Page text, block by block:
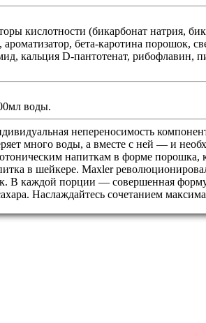
кислотности (бикарбонат натрия,
бета-каротина порошок,
кальция D-пантотенат,
воды.
непереносимость
много воды, а вместе с ней — и
напиткам в форме порошка,
в шейкере. Maxler
В каждой порции — совершенная
Наслаждайтесь сочетанием